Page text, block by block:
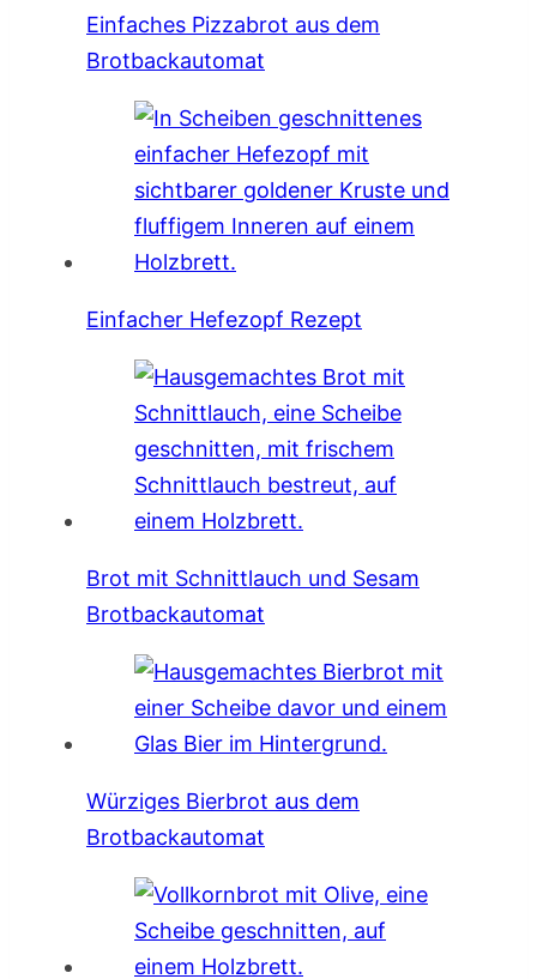
Einfaches Pizzabrot aus dem
Brotbackautomat
Einfacher Hefezopf Rezept
Brot mit Schnittlauch und Sesam
Brotbackautomat
Würziges Bierbrot aus dem
Brotbackautomat